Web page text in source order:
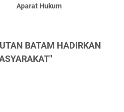
Aparat Hukum
BATAM HADIRKAN